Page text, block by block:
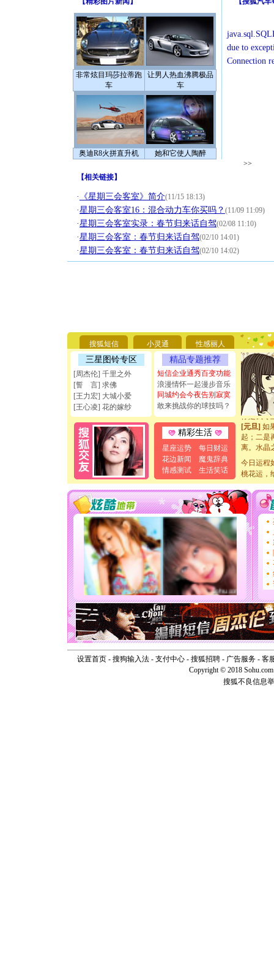
非常炫目玛莎拉蒂跑
车
让男人热血沸腾极品
车
奥迪R8火拼直升机 她和它使人陶醉
due to
Connection
>>
【相关链接】
· 《星期三会客室》简介(11/15 18:13)
·星期三会客室16：混合动力车你买吗？ (11/09 11:09)
·星期三会客室实录：春节归来话自驾(02/08 11:10)
·星期三会客室：春节归来话自驾(02/10 14:01)
·星期三会客室：春节归来话自驾(02/10 14:02)
搜狐短信 小灵通 性感丽人
三星图铃专区
[周杰伦] 千里之外
[誓 言] 求佛
[王力宏] 大城小爱
[王心凌] 花的嫁纱
精品专题推荐
短信企业通秀百变功能
浪漫情怀一起漫步音乐
同城约会今夜告别寂寞
敢来挑战你的球技吗？
精彩生活
星座运势
每日财运
花边新闻
魔鬼辞典
情感测试
生活笑话
[圣诞节]
能正大光
天都要快
[圣诞节]
如意,快
[元旦]看
断电。爱
你是我专
[元旦]如
起；二是
离。水晶
[元旦] 当
泣，这痛
卖了。水
[春节]风
颜！冬去
道一声
[春节]传
片叶子
送你一
[圣诞节]
你太多
要平安
[圣诞节]
能正大
天都要快
[圣诞节]
如意,快
[元旦]看
断电。爱
你是我专
[元旦] 如
起；二是
离。水晶
今日运程
桃花运，
设置首页- 搜狗输入法- 支付中心- 搜狐招聘- 广告服务- 客
Copyright © 2018
搜狐不良信息